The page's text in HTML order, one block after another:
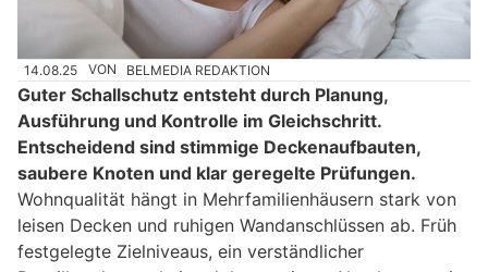
14.08.25 VON BELMEDIA REDAKTION
Guter Schallschutz entsteht durch Planung,
Ausführung und Kontrolle im Gleichschritt.
Entscheidend sind stimmige Deckenaufbauten,
saubere Knoten und klar geregelte Prüfungen.
Wohnqualität hängt in Mehrfamilienhäusern stark von
leisen Decken und ruhigen Wandanschlüssen ab. Früh
festgelegte Zielniveaus, ein verständlicher